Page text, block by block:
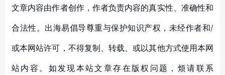
文章内容由作者创作，作者负责内容的真实性、准确性和
合法性。出海易倡导尊重与保护知识产权，未经作者和/
或本网站许可，不得复制、转载、或以其他方式使用本网
站内容。如发现本站文章存在版权问题，烦请联系